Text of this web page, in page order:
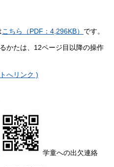
こちら（PDF：4,296KB） です。
かたは、12ページ目以降の操作
へリンク )
学童への出欠連絡